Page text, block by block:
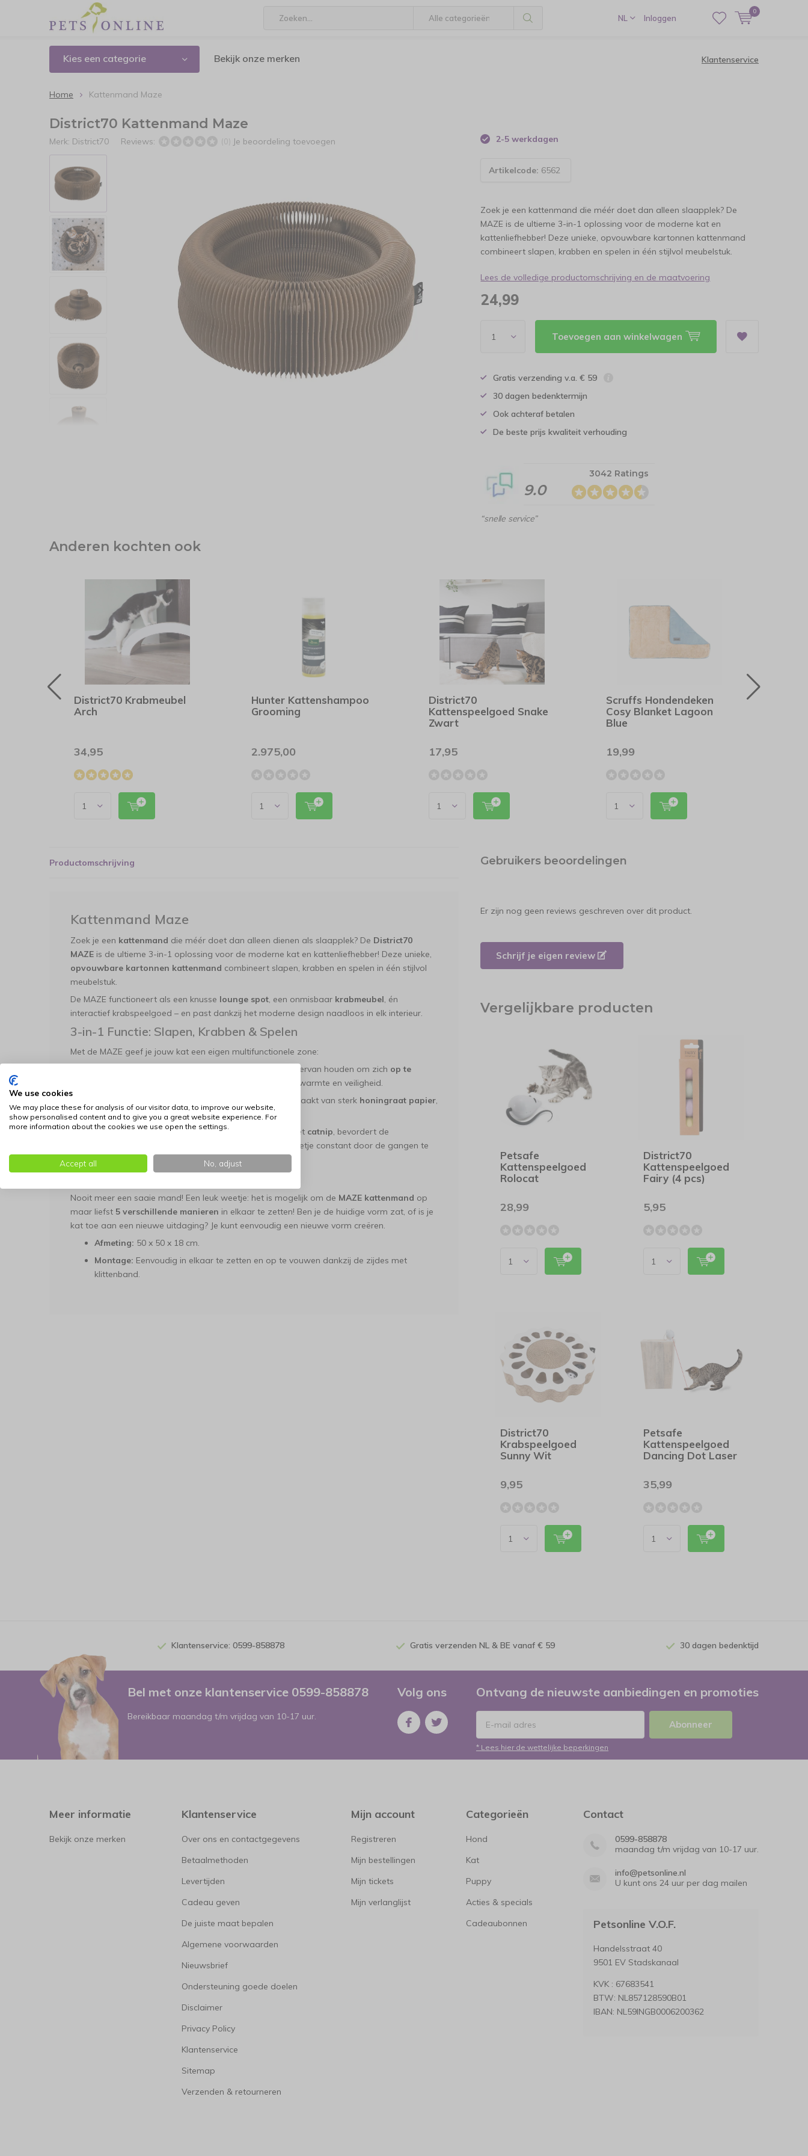
NL Inloggen
0
Kies een categorie Bekijk onze merken Klantenservice
Home Kattenmand Maze
District70 Kattenmand Maze
Merk: District70 Reviews: (0) Je beoordeling toevoegen 2-5 werkdagen
Artikelcode: 6562
Zoek je een kattenmand die méér doet dan alleen slaapplek? De
MAZE is de ultieme 3-in-1 oplossing voor de moderne kat en
kattenliefhebber! Deze unieke, opvouwbare kartonnen kattenmand
combineert slapen, krabben en spelen in één stijlvol meubelstuk.
Lees de volledige productomschrijving en de maatvoering
24,99
Toevoegen aan winkelwagen
Gratis verzending v.a. € 59
30 dagen bedenktermijn
Ook achteraf betalen
De beste prijs kwaliteit verhouding
9.0
3042 Ratings
“snelle service”
Anderen kochten ook
District70 Krabmeubel
Arch
34,95
Hunter Kattenshampoo
Grooming
2.975,00
District70
Kattenspeelgoed Snake
Zwart
17,95
Scruffs Hondendeken
Cosy Blanket Lagoon
Blue
19,99
Productomschrijving
Kattenmand Maze
Zoek je een kattenmand die méér doet dan alleen dienen als slaapplek? De District70
MAZE is de ultieme 3-in-1 oplossing voor de moderne kat en kattenliefhebber! Deze unieke,
opvouwbare kartonnen kattenmand combineert slapen, krabben en spelen in één stijlvol
meubelstuk.
De MAZE functioneert als een knusse lounge spot, een onmisbaar krabmeubel, én
interactief krabspeelgoed – en past dankzij het moderne design naadloos in elk interieur.
3-in-1 Functie: Slapen, Krabben & Spelen
Met de MAZE geef je jouw kat een eigen multifunctionele zone:
Ideaal voor katten die ervan houden om zich op te
tijdens het slapen. De geborgen vorm biedt warmte en veiligheid.
De wanden zijn gemaakt van sterk honingraat papier,
perfect voor het onderhouden van de nagels.
Interactief Spel:Het bijgeleverde balletje, gevuld met catnip, bevordert de
behendigheid. Jouw kat wordt gestimuleerd het balletje constant door de gangen te
duwen en erachter aan te jagen.
Altijd Nieuw: 5 Veranderbare Vormen
Nooit meer een saaie mand! Een leuk weetje: het is mogelijk om de MAZE kattenmand op
maar liefst 5 verschillende manieren in elkaar te zetten! Ben je de huidige vorm zat, of is je
kat toe aan een nieuwe uitdaging? Je kunt eenvoudig een nieuwe vorm creëren.
Afmeting: 50 x 50 x 18 cm.
Montage: Eenvoudig in elkaar te zetten en op te vouwen dankzij de zijdes met
klittenband.
Gebruikers beoordelingen
Er zijn nog geen reviews geschreven over dit product.
Schrijf je eigen review
Vergelijkbare producten
Petsafe
Kattenspeelgoed
Rolocat
28,99
District70
Kattenspeelgoed
Fairy (4 pcs)
5,95
District70
Krabspeelgoed
Sunny Wit
9,95
Petsafe
Kattenspeelgoed
Dancing Dot Laser
35,99
Klantenservice: 0599-858878 Gratis verzenden NL & BE vanaf € 59 30 dagen bedenktijd
Bel met onze klantenservice 0599-858878
Bereikbaar maandag t/m vrijdag van 10-17 uur.
Volg ons Ontvang de nieuwste aanbiedingen en promoties
Abonneer
* Lees hier de wettelijke beperkingen
Meer informatie
Bekijk onze merken
Klantenservice
Over ons en contactgegevens
Betaalmethoden
Levertijden
Cadeau geven
De juiste maat bepalen
Algemene voorwaarden
Nieuwsbrief
Ondersteuning goede doelen
Disclaimer
Privacy Policy
Klantenservice
Sitemap
Verzenden & retourneren
Mijn account
Registreren
Mijn bestellingen
Mijn tickets
Mijn verlanglijst
Categorieën
Hond
Kat
Puppy
Acties & specials
Cadeaubonnen
Contact
0599-858878
maandag t/m vrijdag van 10-17 uur.
info@petsonline.nl
U kunt ons 24 uur per dag mailen
Petsonline V.O.F.
Handelsstraat 40
9501 EV Stadskanaal
KVK : 67683541
BTW: NL857128590B01
IBAN: NL59INGB0006200362
We use cookies
We may place these for analysis of our visitor data, to improve our website,
show personalised content and to give you a great website experience. For
more information about the cookies we use open the settings.
Accept all No, adjust